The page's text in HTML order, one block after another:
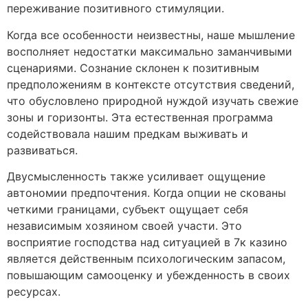
переживание позитивного стимуляции.
Когда все особенности неизвестны, наше мышление
восполняет недостатки максимально заманчивыми
сценариями. Сознание склонен к позитивным
предположениям в контексте отсутствия сведений,
что обусловлено природной нуждой изучать свежие
зоны и горизонты. Эта естественная программа
содействовала нашим предкам выживать и
развиваться.
Двусмысленность также усиливает ощущение
автономии предпочтения. Когда опции не скованы
четкими границами, субъект ощущает себя
независимым хозяином своей участи. Это
восприятие господства над ситуацией в 7к казино
является действенным психологическим запасом,
повышающим самооценку и убежденность в своих
ресурсах.